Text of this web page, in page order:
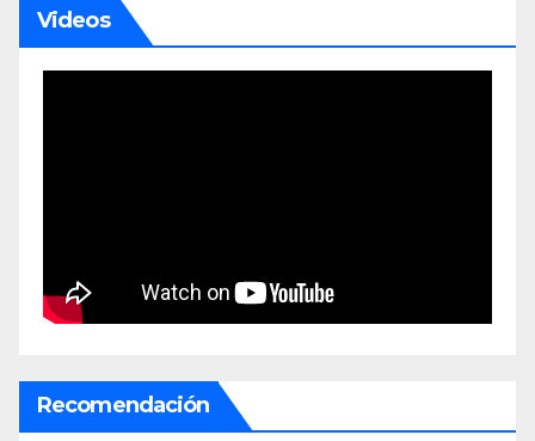
Videos
Recomendación